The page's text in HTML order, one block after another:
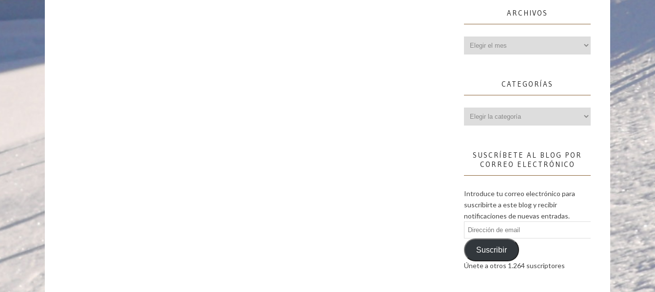
ARCHIVOS
CATEGORÍAS
SUSCRÍBETE AL BLOG POR
CORREO ELECTRÓNICO
Introduce tu correo electrónico para
suscribirte a este blog y recibir
notificaciones de nuevas entradas.
Dirección
de
emailSuscribir
Únete a otros 1.264 suscriptores